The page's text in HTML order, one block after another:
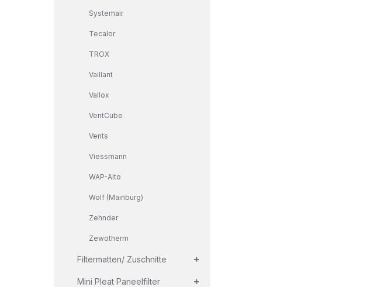
Systemair
Tecalor
TROX
Vaillant
Vallox
VentCube
Vents
Viessmann
WAP-Alto
Wolf (Mainburg)
Zehnder
Zewotherm
Filtermatten/ Zuschnitte +
Mini Pleat Paneelfilter +